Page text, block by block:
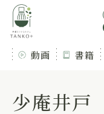
動画 書籍
少庵井戸